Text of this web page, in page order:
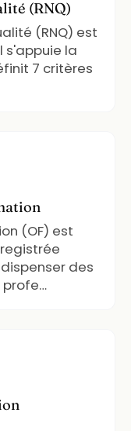
(RNQ)
(RNQ) est
s'appuie la
7 critères
(OF) est
dispenser des